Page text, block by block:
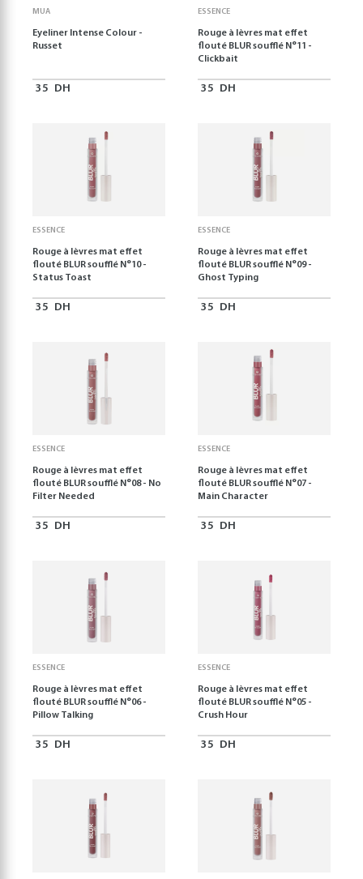
MUA
Eyeliner Intense Colour -
Russet
35 DH
ESSENCE
Rouge à lèvres mat effet
flouté BLUR soufflé N°11 -
Clickbait
35 DH
ESSENCE
Rouge à lèvres mat effet
flouté BLUR soufflé N°10 -
Status Toast
35 DH
ESSENCE
Rouge à lèvres mat effet
flouté BLUR soufflé N°09 -
Ghost Typing
35 DH
ESSENCE
Rouge à lèvres mat effet
flouté BLUR soufflé N°08 - No
Filter Needed
35 DH
ESSENCE
Rouge à lèvres mat effet
flouté BLUR soufflé N°07 -
Main Character
35 DH
ESSENCE
Rouge à lèvres mat effet
flouté BLUR soufflé N°06 -
Pillow Talking
35 DH
ESSENCE
Rouge à lèvres mat effet
flouté BLUR soufflé N°05 -
Crush Hour
35 DH